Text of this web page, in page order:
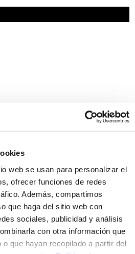
web se usan para personalizar el
ofrecer funciones de redes
Además, compartimos
que haga del sitio web con
sociales, publicidad y análisis
con otra información que
o que hayan recopilado a partir del
de moluscos